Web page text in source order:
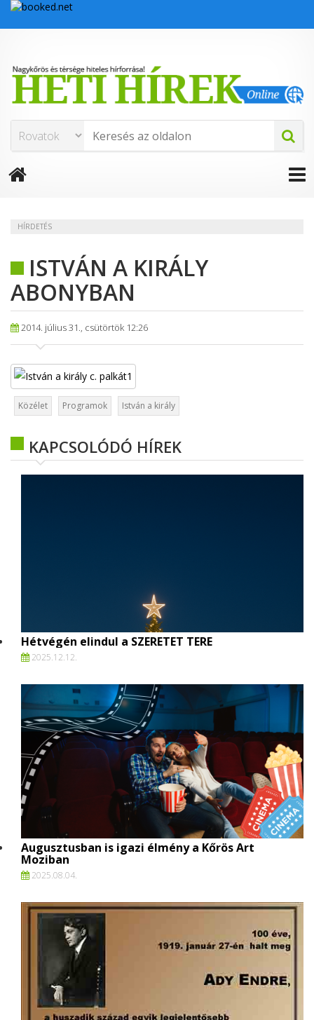
HÍRDETÉS
ISTVÁN A KIRÁLY
ABONYBAN
2014. július 31., csütörtök 12:26
Közélet Programok István a király
KAPCSOLÓDÓ HÍREK
Hétvégén elindul a SZERETET TERE
2025.12.12.
Augusztusban is igazi élmény a Kőrös Art
Moziban
2025.08.04.